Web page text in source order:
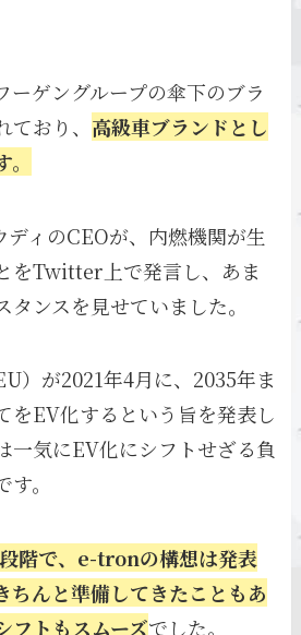
ーゲングループの傘下のブラ
おり、 高級車ブランドとし
ィのCEOが、内燃機関が生
をTwitter上で発言し、あま
タンスを見せていました。
）が2021年4月に、2035年ま
をEV化するという旨を発表し
一気にEV化にシフトせざる負
。
階で、e-tronの構想は発表
ちんと準備してきたこともあ
フトもスムーズでした。